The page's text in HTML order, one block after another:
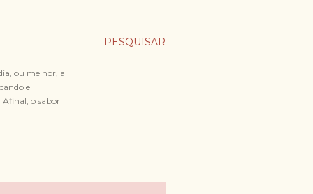
PESQUISAR
ou melhor, a
e
o sabor